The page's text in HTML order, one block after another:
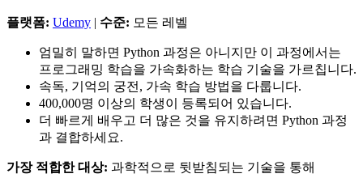
플랫폼: Udemy | 수준: 모든 레벨
엄밀히 말하면 Python 과정은 아니지만 이 과정에서는
프로그래밍 학습을 가속화하는 학습 기술을 가르칩니다.
속독, 기억의 궁전, 가속 학습 방법을 다룹니다.
400,000명 이상의 학생이 등록되어 있습니다.
더 빠르게 배우고 더 많은 것을 유지하려면 Python 과정
과 결합하세요.
가장 적합한 대상: 과학적으로 뒷받침되는 기술을 통해